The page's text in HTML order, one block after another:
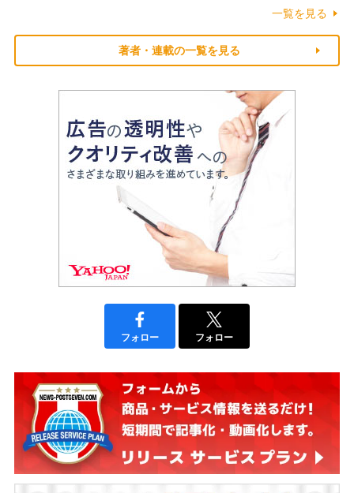
一覧を見る
著者・連載の一覧を見る
フォロー フォロー